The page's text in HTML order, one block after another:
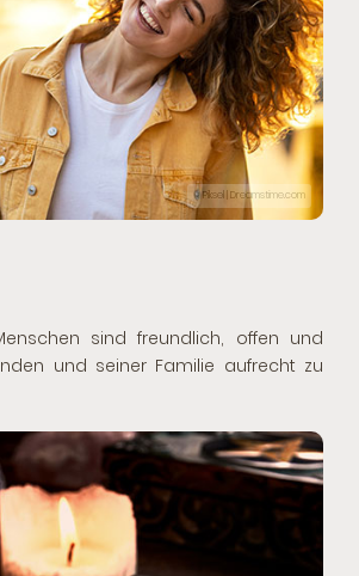
© Piksel | Dreamstime.com
sind freundlich, offen und
und seiner Familie aufrecht zu